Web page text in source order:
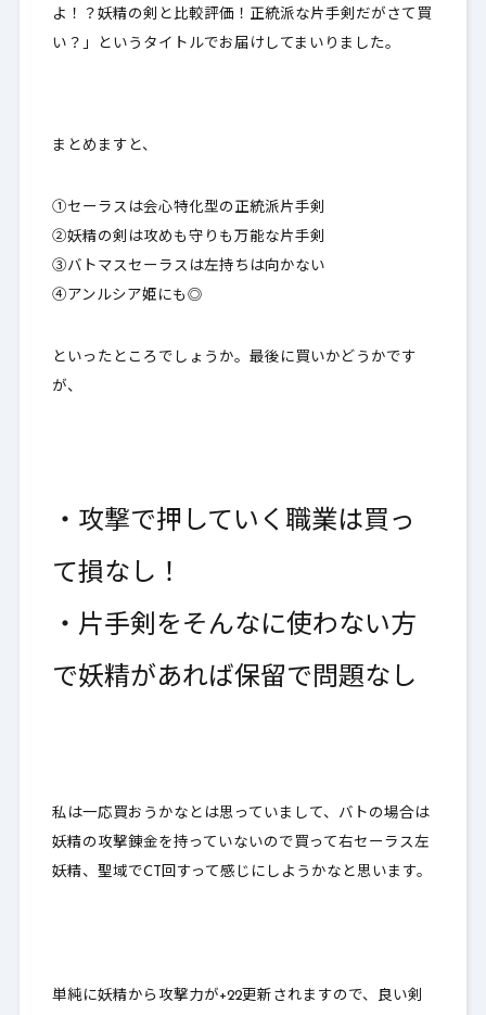
よ！？妖精の剣と比較評価！正統派な片手剣だがさて買
い？」というタイトルでお届けしてまいりました。
まとめますと、
①セーラスは会心特化型の正統派片手剣
②妖精の剣は攻めも守りも万能な片手剣
③バトマスセーラスは左持ちは向かない
④アンルシア姫にも◎
といったところでしょうか。最後に買いかどうかです
が、
・ 攻撃で押していく職業は買っ
て損なし！
・ 片手剣をそんなに使わない方
で妖精があれば保留で問題なし
私は一応買おうかなとは思っていまして、バトの場合は
妖精の攻撃錬金を持っていないので買って右セーラス左
妖精、聖域でCT回すって感じにしようかなと思います。
単純に妖精から攻撃力が+22更新されますので、良い剣